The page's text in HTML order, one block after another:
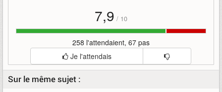
7,9 / 10
258 l'attendaient, 67 pas
Je l'attendais
Sur le même sujet :